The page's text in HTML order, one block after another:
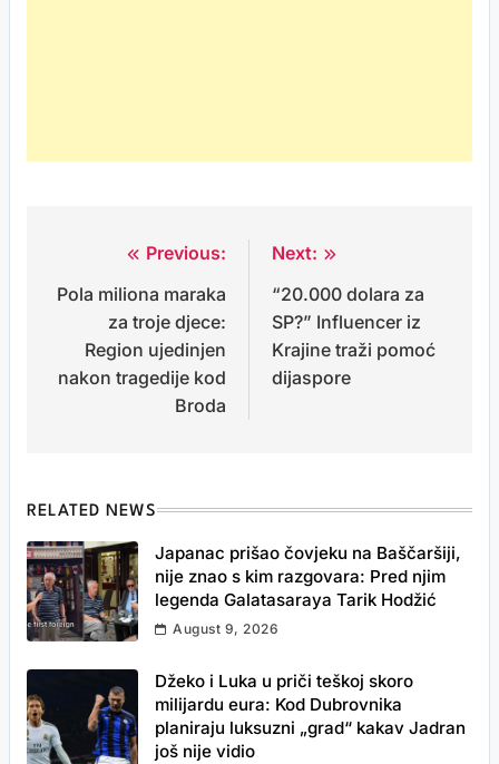
navigation
Previous:
Pola miliona maraka
za troje djece:
Region ujedinjen
nakon tragedije kod
Broda
Next:
“20.000 dolara za
SP?” Influencer iz
Krajine traži pomoć
dijaspore
RELATED NEWS
Japanac prišao čovjeku na Baščaršiji,
nije znao s kim razgovara: Pred njim
legenda Galatasaraya Tarik Hodžić
August 9, 2026
Džeko i Luka u priči teškoj skoro
milijardu eura: Kod Dubrovnika
planiraju luksuzni „grad“ kakav Jadran
još nije vidio